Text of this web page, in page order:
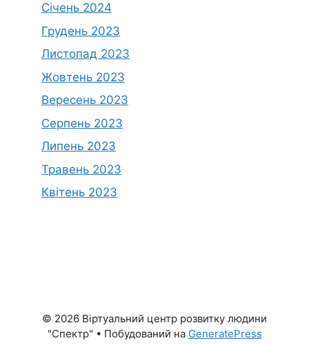
Січень 2024
Грудень 2023
Листопад 2023
Жовтень 2023
Вересень 2023
Серпень 2023
Липень 2023
Травень 2023
Квітень 2023
© 2026 Віртуальний центр розвитку людини
"Спектр" • Побудований на GeneratePress